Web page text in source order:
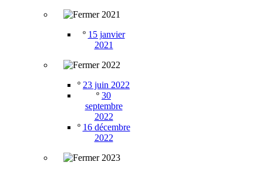
2021
º 15 janvier
2021
2022
º 23 juin 2022
º 30
septembre
2022
º 16 décembre
2022
2023